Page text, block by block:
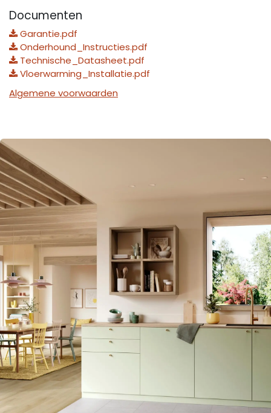
Documenten
Garantie.pdf
Onderhound_Instructies.pdf
Technische_Datasheet.pdf
Vloerwarming_Installatie.pdf
Algemene voorwaarden